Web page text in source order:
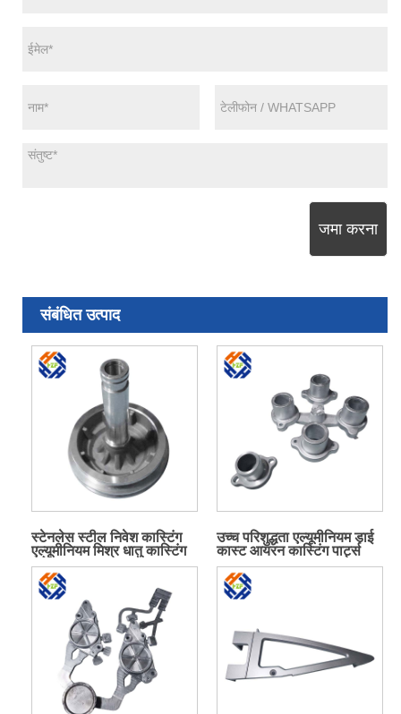
जमा करना
संबंधित उत्पाद
स्टेनलेस स्टील निवेश कास्टिंग
एल्यूमीनियम मिश्र धातु कास्टिंग
मरो
उच्च परिशुद्धता एल्यूमीनियम डाई
कास्ट आयरन कास्टिंग पार्ट्स